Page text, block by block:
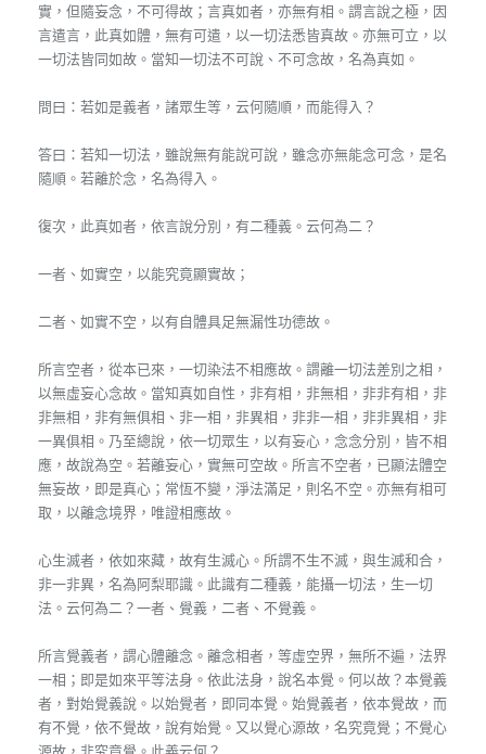
實，但隨妄念，不可得故；言真如者，亦無有相。謂言說之極，因
言遣言，此真如體，無有可遣，以一切法悉皆真故。亦無可立，以
一切法皆同如故。當知一切法不可說、不可念故，名為真如。
問曰：若如是義者，諸眾生等，云何隨順，而能得入？
答曰：若知一切法，雖說無有能說可說，雖念亦無能念可念，是名
隨順。若離於念，名為得入。
復次，此真如者，依言說分別，有二種義。云何為二？
一者、如實空，以能究竟顯實故；
二者、如實不空，以有自體具足無漏性功德故。
所言空者，從本已來，一切染法不相應故。謂離一切法差別之相，
以無虛妄心念故。當知真如自性，非有相，非無相，非非有相，非
非無相，非有無俱相、非一相，非異相，非非一相，非非異相，非
一異俱相。乃至總說，依一切眾生，以有妄心，念念分別，皆不相
應，故說為空。若離妄心，實無可空故。所言不空者，已顯法體空
無妄故，即是真心；常恆不變，淨法滿足，則名不空。亦無有相可
取，以離念境界，唯證相應故。
心生滅者，依如來藏，故有生滅心。所謂不生不滅，與生滅和合，
非一非異，名為阿梨耶識。此識有二種義，能攝一切法，生一切
法。云何為二？一者、覺義，二者、不覺義。
所言覺義者，謂心體離念。離念相者，等虛空界，無所不遍，法界
一相；即是如來平等法身。依此法身，說名本覺。何以故？本覺義
者，對始覺義說。以始覺者，即同本覺。始覺義者，依本覺故，而
有不覺，依不覺故，說有始覺。又以覺心源故，名究竟覺；不覺心